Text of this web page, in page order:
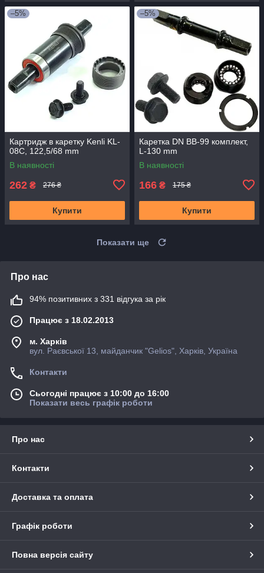
–5%
Картридж в каретку Kenli KL-
08C, 122,5/68 mm
В наявності
262 ₴ 276 ₴
Купити
–5%
Каретка DN BB-99 комплект,
L-130 mm
В наявності
166 ₴ 175 ₴
Купити
Показати ще
Про нас
94% позитивних з 331 відгука за рік
Працює з 18.02.2013
м. Харків
вул. Раєвської 13, майданчик "Gelios", Харків, Україна
Контакти
Сьогодні працює з 10:00 до 16:00
Показати весь графік роботи
Про нас
Контакти
Доставка та оплата
Графік роботи
Повна версія сайту